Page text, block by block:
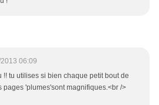
06:09
!! tu utilises si bien chaque petit bout de
pages 'plumes'sont magnifiques.<br />